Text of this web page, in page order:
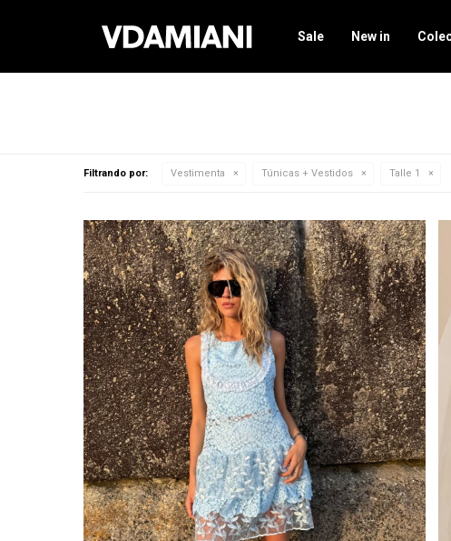
Sale New in
Filtrando por: Vestimenta Túnicas + Vestidos Talle 1